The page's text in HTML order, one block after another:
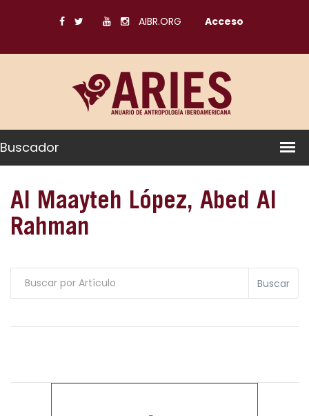
AIBR.ORG Acceso
Buscador
Al Maayteh López, Abed Al
Rahman
Buscar